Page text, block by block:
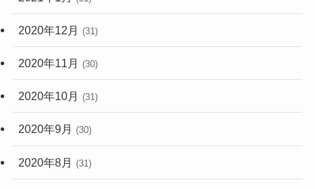
2020年12月 (31)
2020年11月 (30)
2020年10月 (31)
2020年9月 (30)
2020年8月 (31)